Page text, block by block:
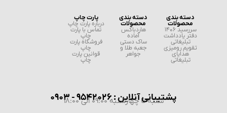
دسته بندی
محصولات
سررسید 1406
دفتر یادداشت
تبلیغاتی
تقویم رومیزی
هدایای
تبلیغاتی
دسته بندی
محصولات
هاردباکس
آماده
ساک دستی
جعبه طلا و
جواهر
پارت چاپ
درباره پارت چاپ
تماس با پارت
چاپ
فروشگاه پارت
چاپ
قوانین پارت
چاپ
پشتیبانی آنلاین : 9542026 - 0903
شنبه تا چهارشنبه 09:00 الی 18:00